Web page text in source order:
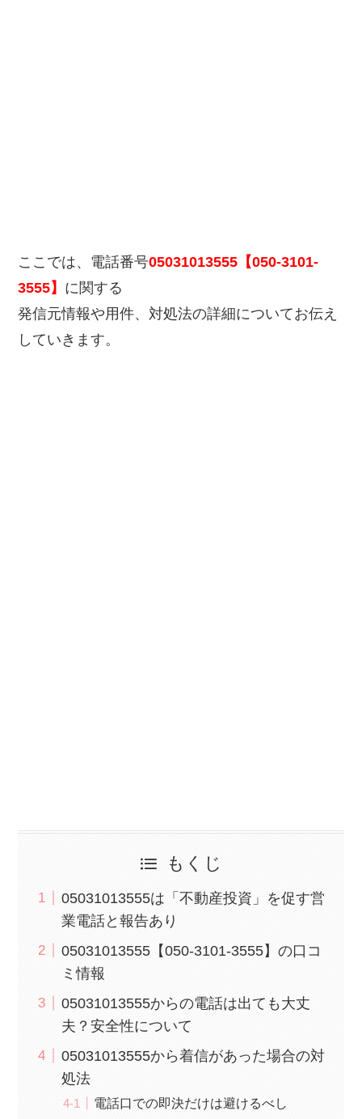
ここでは、電話番号05031013555【050-3101-
3555】 に関する
発信元情報や用件、対処法の詳細についてお伝え
していきます。
もくじ
05031013555は「不動産投資」を促す営
業電話と報告あり
05031013555【050-3101-3555】の口コ
ミ情報
05031013555からの電話は出ても大丈
夫？安全性について
05031013555から着信があった場合の対
処法
電話口での即決だけは避けるべし